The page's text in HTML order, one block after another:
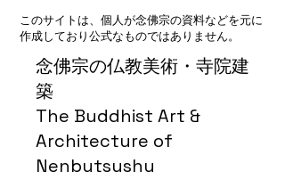
念佛宗の仏教美術・寺院建
築
The Buddhist Art &
Architecture of
Nenbutsushu
このサイトは、個人が念佛宗の資料などを元に
作成しており公式なものではありません。